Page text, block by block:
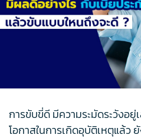
การขับขี่ดี มีความระมัดระวังอ
โอกาสในการเกิดอุบัติเหตุแล้ว